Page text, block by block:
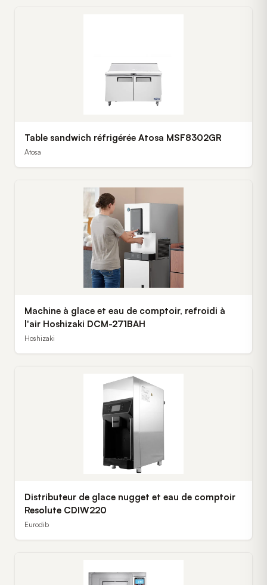
Table sandwich réfrigérée Atosa MSF8302GR
Atosa
Machine à glace et eau de comptoir, refroidi à
l'air Hoshizaki DCM-271BAH
Hoshizaki
Distributeur de glace nugget et eau de comptoir
Resolute CDIW220
Eurodib